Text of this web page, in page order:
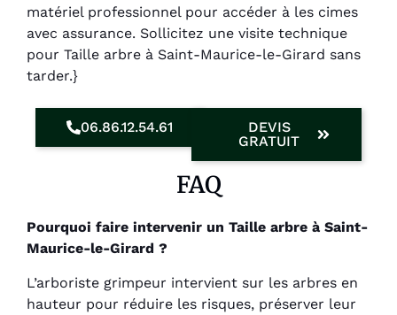
matériel professionnel pour accéder à les cimes
avec assurance. Sollicitez une visite technique
pour Taille arbre à Saint-Maurice-le-Girard sans
tarder.}
06.86.12.54.61
DEVIS
GRATUIT
FAQ
Pourquoi faire intervenir un Taille arbre à Saint-
Maurice-le-Girard ?
L’arboriste grimpeur intervient sur les arbres en
hauteur pour réduire les risques, préserver leur